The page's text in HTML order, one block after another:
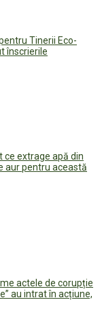
Tinerii Eco-
înscrierile
ce extrage apă din
aur pentru această
actele de corupție
au intrat în acțiune,